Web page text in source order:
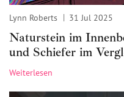
Lynn Roberts 31 Jul 2025
Naturstein im
und Schiefer im
Weiterlesen